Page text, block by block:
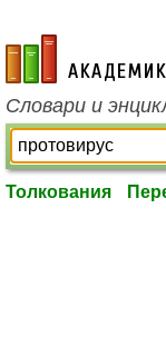
academic.ru
Словари и
Толкования